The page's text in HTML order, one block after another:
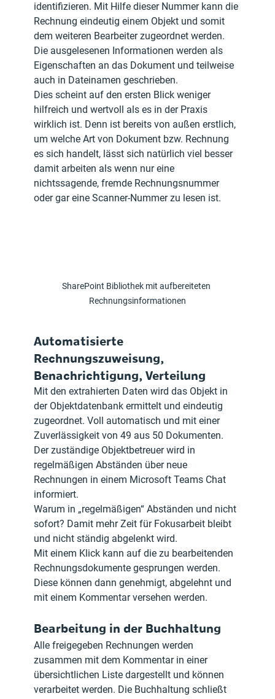
identifizieren. Mit Hilfe dieser Nummer kann die
Rechnung eindeutig einem Objekt und somit
dem weiteren Bearbeiter zugeordnet werden.
Die ausgelesenen Informationen werden als
Eigenschaften an das Dokument und teilweise
auch in Dateinamen geschrieben.
Dies scheint auf den ersten Blick weniger
hilfreich und wertvoll als es in der Praxis
wirklich ist. Denn ist bereits von außen erstlich,
um welche Art von Dokument bzw. Rechnung
es sich handelt, lässt sich natürlich viel besser
damit arbeiten als wenn nur eine
nichtssagende, fremde Rechnungsnummer
oder gar eine Scanner-Nummer zu lesen ist.
SharePoint Bibliothek mit aufbereiteten
Rechnungsinformationen
Automatisierte
Rechnungszuweisung,
Benachrichtigung, Verteilung
Mit den extrahierten Daten wird das Objekt in
der Objektdatenbank ermittelt und eindeutig
zugeordnet. Voll automatisch und mit einer
Zuverlässigkeit von 49 aus 50 Dokumenten.
Der zuständige Objektbetreuer wird in
regelmäßigen Abständen über neue
Rechnungen in einem Microsoft Teams Chat
informiert.
Warum in „regelmäßigen“ Abständen und nicht
sofort? Damit mehr Zeit für Fokusarbeit bleibt
und nicht ständig abgelenkt wird.
Mit einem Klick kann auf die zu bearbeitenden
Rechnungsdokumente gesprungen werden.
Diese können dann genehmigt, abgelehnt und
mit einem Kommentar versehen werden.
Bearbeitung in der Buchhaltung
Alle freigegeben Rechnungen werden
zusammen mit dem Kommentar in einer
übersichtlichen Liste dargestellt und können
verarbeitet werden. Die Buchhaltung schließt